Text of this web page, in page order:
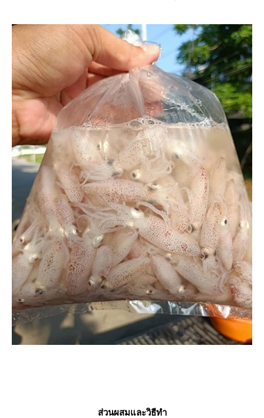
ส่วนผสมและวิธีทำ